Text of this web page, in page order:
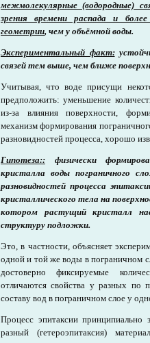
межмолекулярные (водородные)
зрения времени распада и
геометрии, чем у объёмной воды.
Экспериментальный факт:
связей тем выше, чем ближе
Учитывая, что воде присущи
предположить: уменьшение
из-за влияния поверхности,
механизм формирования
разновидностей процесса, хорошо
Гипотеза:: физически
кристалла воды пограничного
разновидностей процесса
кристаллического тела на
котором растущий кристалл
структуру подложки.
Это, в частности, объясняет
одной и той же воды в пограничном
достоверно фиксируемые
отличаются свойства у разных по
составу вод в пограничном слое у
Процесс эпитаксии принципиально
разный (гетероэпитаксия)